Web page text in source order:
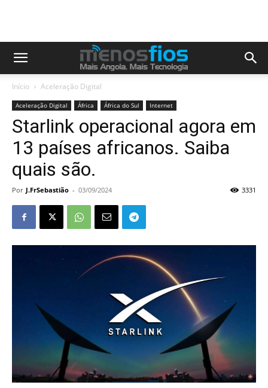
Início Aceleração Digital
Aceleração Digital África África do Sul Internet
Starlink operacional agora em
13 países africanos. Saiba
quais são.
Por J.FrSebastião - 03/09/2024 3331